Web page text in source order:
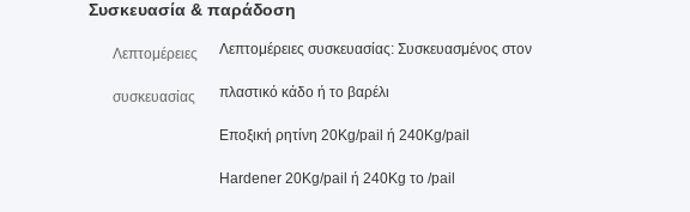
Συσκευασία & παράδοση
Λεπτομέρειες
συσκευασίας
Λεπτομέρειες συσκευασίας: Συσκευασμένος στον
πλαστικό κάδο ή το βαρέλι
Εποξική ρητίνη 20Kg/pail ή 240Kg/pail
Hardener 20Kg/pail ή 240Kg το /pail